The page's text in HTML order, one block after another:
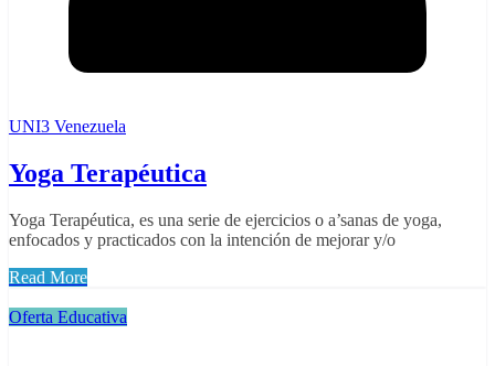
UNI3 Venezuela
Yoga Terapéutica
Yoga Terapéutica, es una serie de ejercicios o a’sanas de yoga,
enfocados y practicados con la intención de mejorar y/o
Read More
Oferta Educativa